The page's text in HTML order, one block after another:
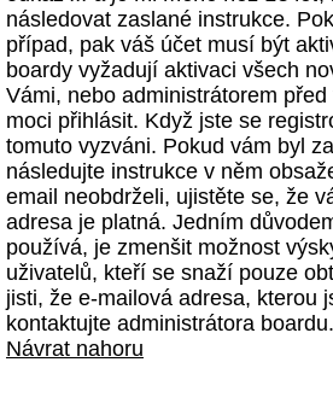
následovat zaslané instrukce.
případ, pak váš účet musí být
boardy vyžadují aktivaci všech
Vámi, nebo administrátorem
moci přihlásit. Když jste se
tomuto vyzváni. Pokud vám byl
následujte instrukce v něm
email neobdrželi, ujistěte se, že
adresa je platná. Jedním
používá, je zmenšit možnost
uživatelů, kteří se snaží pouze
jisti, že e-mailová adresa, kterou
kontaktujte administrátora boardu.
Návrat nahoru